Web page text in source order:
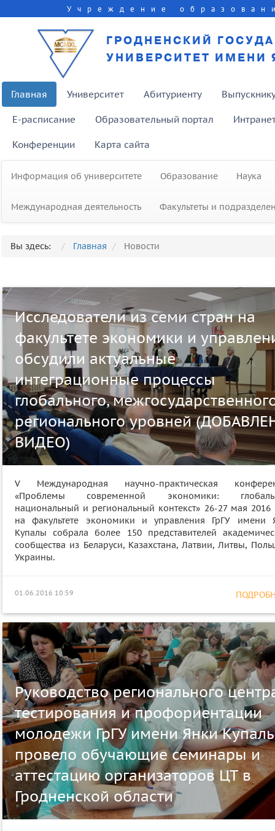
Учреждение
ГРОДНЕНСКИЙ
УНИВЕРСИТЕТ ИМЕНИ
Главная Университет Абитуриенту
E-расписание Образовательный портал
Конференции Карта сайта
Информация об университете Образование Наука
Международная деятельность Факультеты и
Вы здесь: Главная Новости
Исследователи из семи стран на
факультете экономики и
обсудили актуальные
интеграционные процессы
глобального,
регионального уровней
ВИДЕО)
V Международная научно-практическая
«Проблемы современной экономики:
национальный и региональный контекст» 26-27 мая 2016
на факультете экономики и управления ГрГУ имени
Купалы собрала более 150 представителей
сообщества из Беларуси, Казахстана, Латвии, Литвы,
Украины.
01.06.2016 10:59
Руководство регионального
тестирования и профориентации
молодежи ГрГУ имени Янки
провело обучающие семинары и
аттестацию организаторов ЦТ в
Гродненской области